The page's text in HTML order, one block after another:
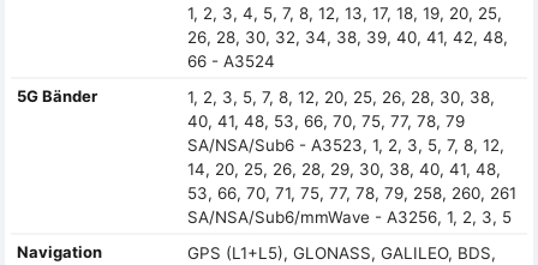
1, 2, 3, 4, 5, 7, 8, 12, 13, 17, 18, 19, 20, 25,
26, 28, 30, 32, 34, 38, 39, 40, 41, 42, 48,
66 - A3524
5G Bänder
1, 2, 3, 5, 7, 8, 12, 20, 25, 26, 28, 30, 38,
40, 41, 48, 53, 66, 70, 75, 77, 78, 79
SA/NSA/Sub6 - A3523, 1, 2, 3, 5, 7, 8, 12,
14, 20, 25, 26, 28, 29, 30, 38, 40, 41, 48,
53, 66, 70, 71, 75, 77, 78, 79, 258, 260, 261
SA/NSA/Sub6/mmWave - A3256, 1, 2, 3, 5
Navigation
GPS (L1+L5), GLONASS, GALILEO, BDS,